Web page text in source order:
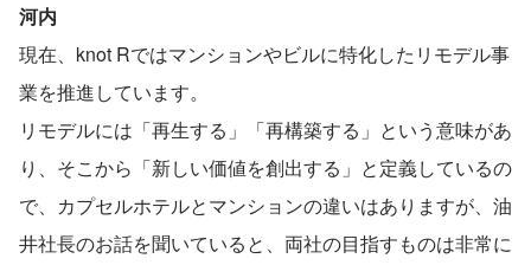
河内
現在、knot Rではマンションやビルに特化したリモデル事
業を推進しています。
リモデルには「再生する」「再構築する」という意味があ
り、そこから「新しい価値を創出する」と定義しているの
で、カプセルホテルとマンションの違いはありますが、油
井社長のお話を聞いていると、両社の目指すものは非常に